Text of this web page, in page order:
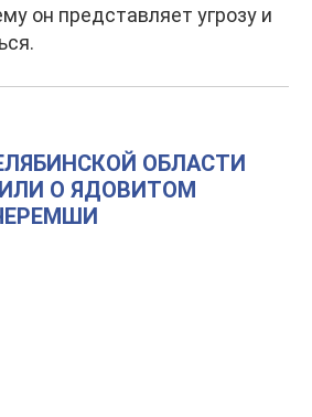
он представляет угрозу и
ОБЛАСТИ
О ЯДОВИТОМ